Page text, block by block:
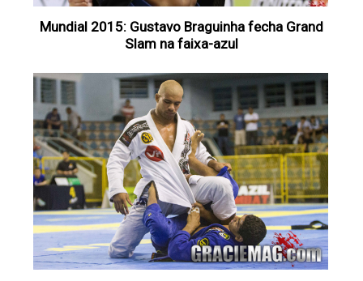
Mundial 2015: Gustavo Braguinha fecha Grand
Slam na faixa-azul